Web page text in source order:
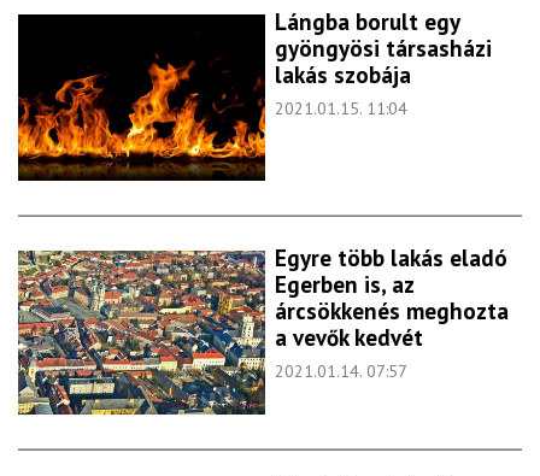
Lángba borult egy
gyöngyösi társasházi
lakás szobája
2021.01.15. 11:04
Egyre több lakás eladó
Egerben is, az
árcsökkenés meghozta
a vevők kedvét
2021.01.14. 07:57